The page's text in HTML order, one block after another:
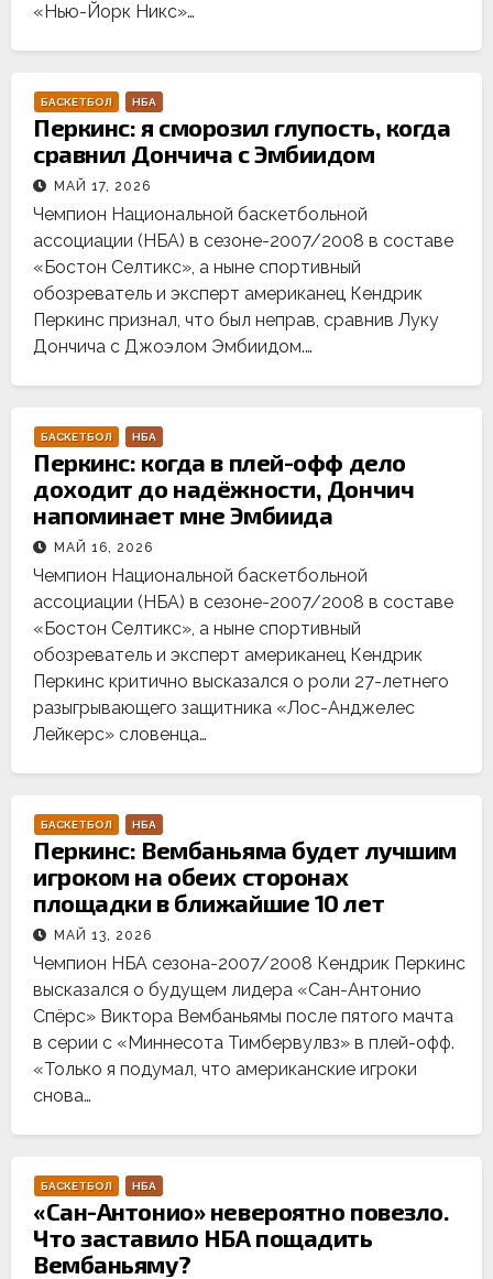
«Нью-Йорк Никс»…
БАСКЕТБОЛ НБА
Перкинс: я сморозил глупость, когда
сравнил Дончича с Эмбиидом
МАЙ 17, 2026
Чемпион Национальной баскетбольной
ассоциации (НБА) в сезоне-2007/2008 в составе
«Бостон Селтикс», а ныне спортивный
обозреватель и эксперт американец Кендрик
Перкинс признал, что был неправ, сравнив Луку
Дончича с Джоэлом Эмбиидом.…
БАСКЕТБОЛ НБА
Перкинс: когда в плей-офф дело
доходит до надёжности, Дончич
напоминает мне Эмбиида
МАЙ 16, 2026
Чемпион Национальной баскетбольной
ассоциации (НБА) в сезоне-2007/2008 в составе
«Бостон Селтикс», а ныне спортивный
обозреватель и эксперт американец Кендрик
Перкинс критично высказался о роли 27-летнего
разыгрывающего защитника «Лос-Анджелес
Лейкерс» словенца…
БАСКЕТБОЛ НБА
Перкинс: Вембаньяма будет лучшим
игроком на обеих сторонах
площадки в ближайшие 10 лет
МАЙ 13, 2026
Чемпион НБА сезона-2007/2008 Кендрик Перкинс
высказался о будущем лидера «Сан-Антонио
Спёрс» Виктора Вембаньямы после пятого мачта
в серии с «Миннесота Тимбервулвз» в плей-офф.
«Только я подумал, что американские игроки
снова…
БАСКЕТБОЛ НБА
«Сан-Антонио» невероятно повезло.
Что заставило НБА пощадить
Вембаньяму?